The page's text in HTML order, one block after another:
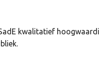
kwalitatief